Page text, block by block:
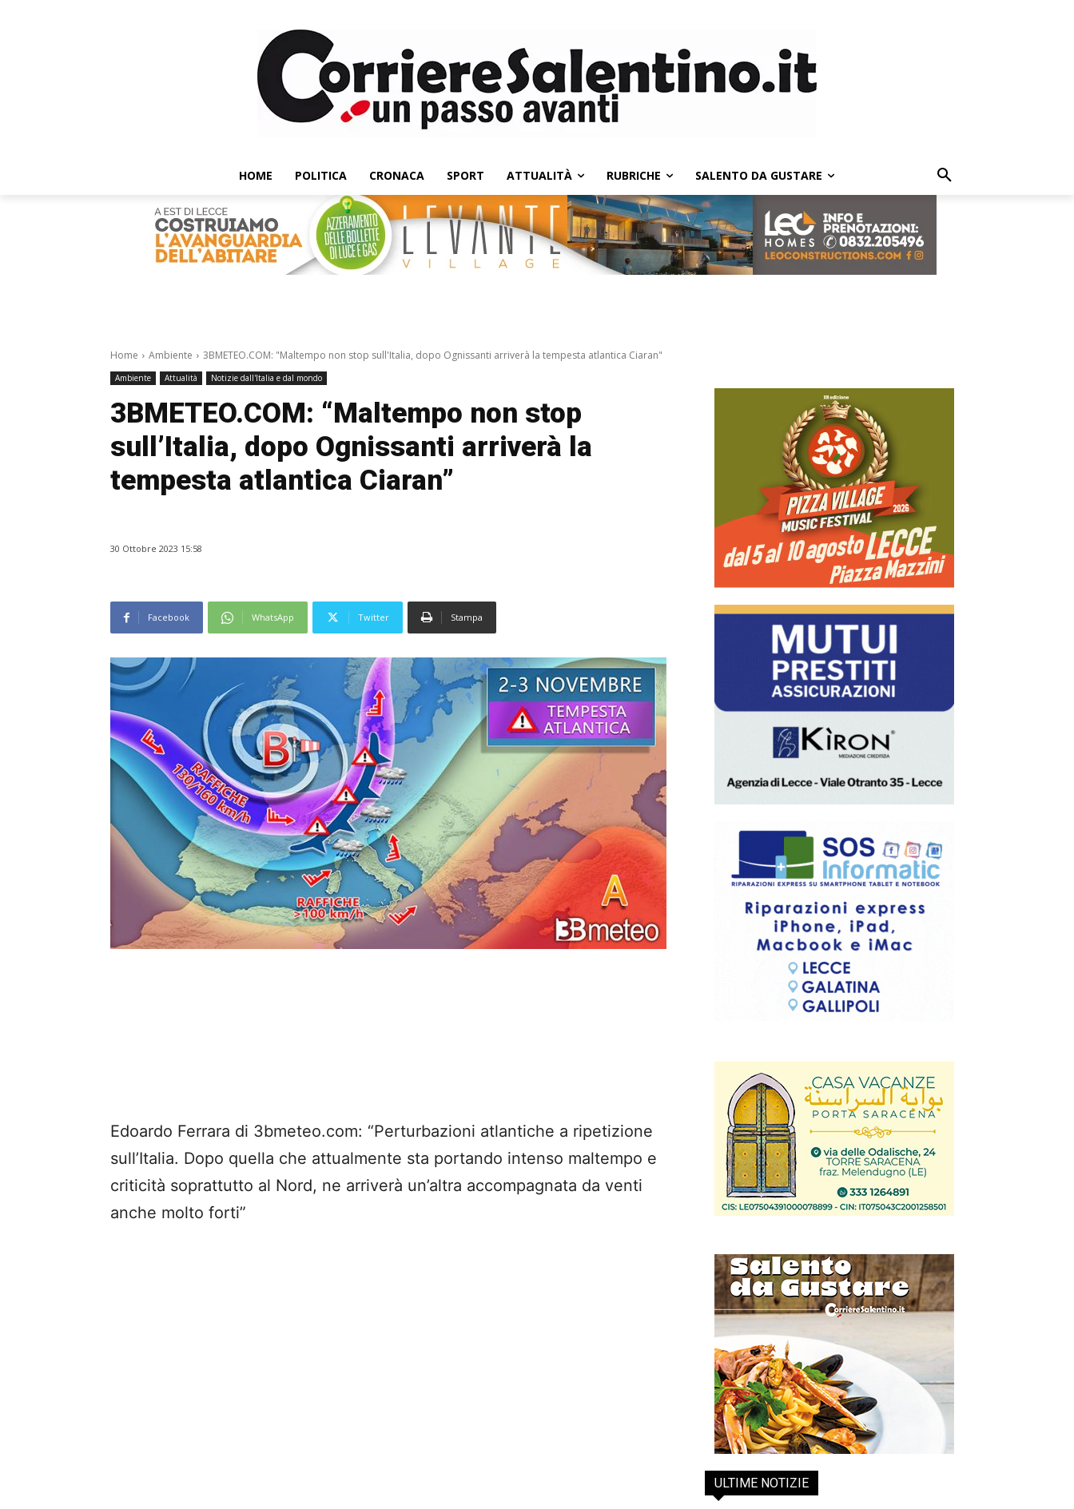
HOME POLITICA CRONACA SPORT ATTUALITÀ RUBRICHE SALENTO DA GUSTARE
Home Ambiente 3BMETEO.COM: "Maltempo non stop sull'Italia, dopo Ognissanti arriverà la tempesta atlantica Ciaran"
Ambiente Attualità Notizie dall'Italia e dal mondo
3BMETEO.COM: “Maltempo non stop
sull’Italia, dopo Ognissanti arriverà la
tempesta atlantica Ciaran”
30 Ottobre 2023 15:58
Facebook WhatsApp Twitter Stampa
Edoardo Ferrara di 3bmeteo.com: “Perturbazioni atlantiche a ripetizione
sull’Italia. Dopo quella che attualmente sta portando intenso maltempo e
criticità soprattutto al Nord, ne arriverà un’altra accompagnata da venti
anche molto forti”
ULTIME NOTIZIE